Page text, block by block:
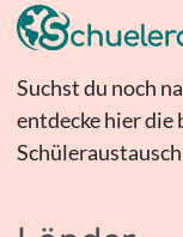
Suchst du noch
entdecke hier die